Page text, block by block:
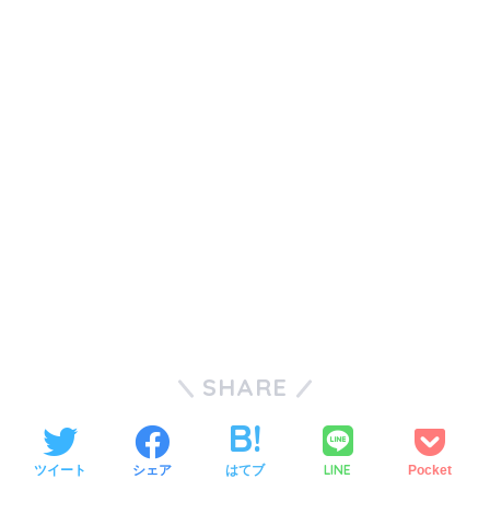
SHARE
ツイート シェア はてブ LINE Pocket